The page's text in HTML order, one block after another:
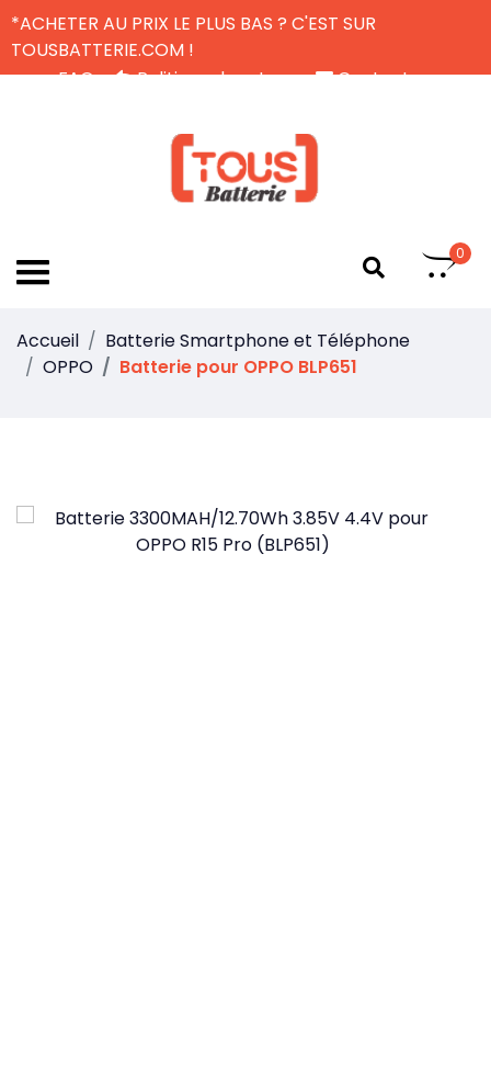
*ACHETER AU PRIX LE PLUS BAS ? C'EST SUR
TOUSBATTERIE.COM !
FAQ
Politique de retour
Contactez-nous
0
Accueil
Batterie Smartphone et Téléphone
OPPO
Batterie pour OPPO BLP651